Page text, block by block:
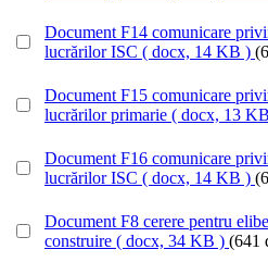
Document F14 comunicare
lucrărilor ISC ( docx, 14 KB )
Document F15 comunicare
lucrărilor primarie ( docx, 13
Document F16 comunicare
lucrărilor ISC ( docx, 14 KB )
Document F8 cerere pentru
construire ( docx, 34 KB ) (641